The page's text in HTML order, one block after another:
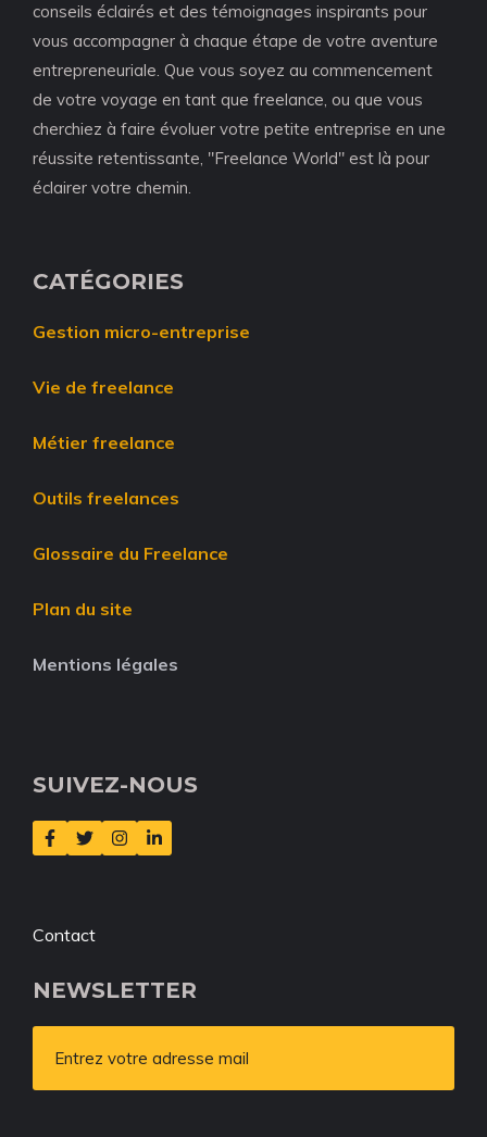
conseils éclairés et des témoignages inspirants pour
vous accompagner à chaque étape de votre aventure
entrepreneuriale. Que vous soyez au commencement
de votre voyage en tant que freelance, ou que vous
cherchiez à faire évoluer votre petite entreprise en une
réussite retentissante, "Freelance World" est là pour
éclairer votre chemin.
CATÉGORIES
Gestion micro-entreprise
Vie de freelance
Métier freelance
Outils freelances
Glossaire du Freelance
Plan du site
Mentions légales
SUIVEZ-NOUS
Contact
NEWSLETTER
Entrez votre adresse mail